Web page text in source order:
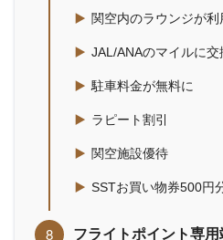
関空内のラウンジが利
JAL/ANAのマイルに交
駐車料金が無料に
ラピート割引
関空施設優待
SSTお買い物券500円
フライトポイント専